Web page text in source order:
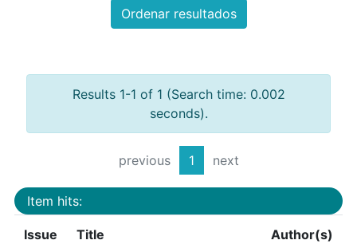
Ordenar resultados
Results 1-1 of 1 (Search time: 0.002
seconds).
previous 1 next
Item hits:
Issue
Title Author(s)